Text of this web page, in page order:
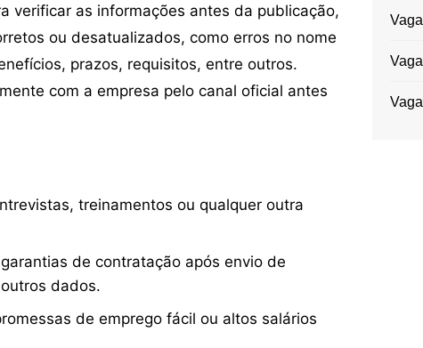
verificar as informações antes da publicação,
ou desatualizados, como erros no nome
prazos, requisitos, entre outros.
com a empresa pelo canal oficial antes
treinamentos ou qualquer outra
de contratação após envio de
dados.
de emprego fácil ou altos salários